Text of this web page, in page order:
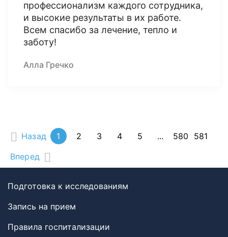
профессионализм каждого сотрудника,
и высокие результаты в их работе.
Всем спасибо за лечение, тепло и
заботу!
Алла Гречко
Назад 1 2 3 4 5 ... 580
581
Вперед
Подготовка к исследованиям
Запись на прием
Правила госпитализации